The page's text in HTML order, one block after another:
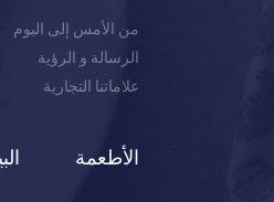
من الأمس إلى اليوم
الرسالة و الرؤية
علاماتنا التجارية
الأطعمة